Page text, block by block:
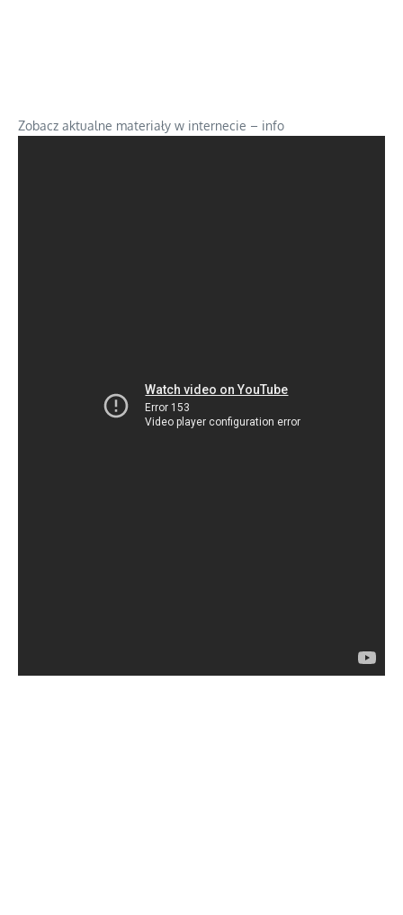
Zobacz aktualne materiały w internecie – info